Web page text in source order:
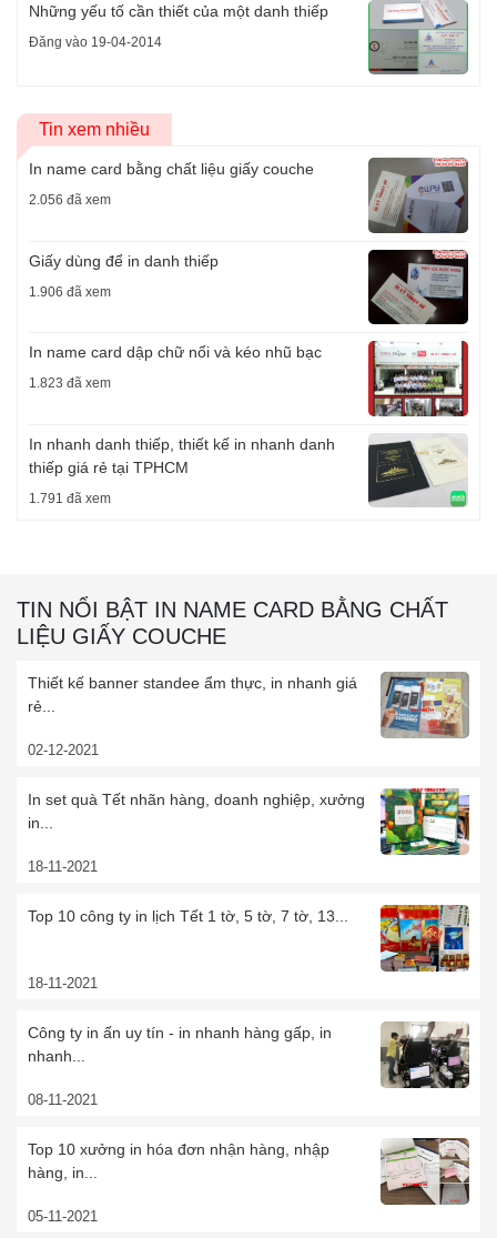
Những yếu tố cần thiết của một danh thiếp
Đăng vào 19-04-2014
Tin xem nhiều
In name card bằng chất liệu giấy couche
2.056 đã xem
Giấy dùng để in danh thiếp
1.906 đã xem
In name card dập chữ nổi và kéo nhũ bạc
1.823 đã xem
In nhanh danh thiếp, thiết kế in nhanh danh
thiếp giá rẻ tại TPHCM
1.791 đã xem
TIN NỔI BẬT IN NAME CARD BẰNG CHẤT
LIỆU GIẤY COUCHE
Thiết kế banner standee ẩm thực, in nhanh giá
rẻ...
02-12-2021
In set quà Tết nhãn hàng, doanh nghiệp, xưởng
in...
18-11-2021
Top 10 công ty in lịch Tết 1 tờ, 5 tờ, 7 tờ, 13...
18-11-2021
Công ty in ấn uy tín - in nhanh hàng gấp, in
nhanh...
08-11-2021
Top 10 xưởng in hóa đơn nhận hàng, nhập
hàng, in...
05-11-2021